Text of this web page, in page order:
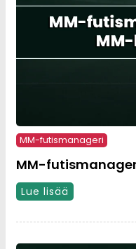
MM-futismanageri
MM-
Lue lisää